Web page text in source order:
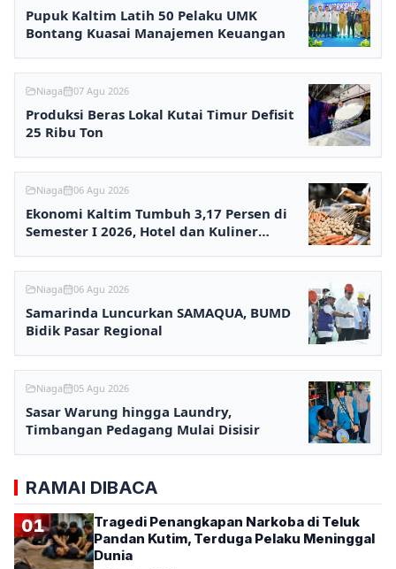
Pupuk Kaltim Latih 50 Pelaku UMK
Bontang Kuasai Manajemen Keuangan
Niaga 07 Agu 2026
Produksi Beras Lokal Kutai Timur Defisit
25 Ribu Ton
Niaga 06 Agu 2026
Ekonomi Kaltim Tumbuh 3,17 Persen di
Semester I 2026, Hotel dan Kuliner
Niaga 06 Agu 2026
Samarinda Luncurkan SAMAQUA, BUMD
Bidik Pasar Regional
Niaga 05 Agu 2026
Sasar Warung hingga Laundry,
Timbangan Pedagang Mulai Disisir
RAMAI DIBACA
01
Tragedi Penangkapan Narkoba di Teluk
Pandan Kutim, Terduga Pelaku Meninggal
Dunia